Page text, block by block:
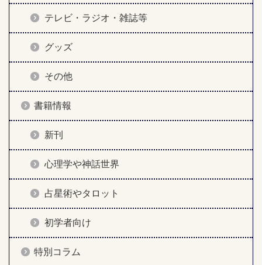
テレビ・ラジオ・雑誌等
グッズ
その他
書籍情報
新刊
心理学や神話世界
占星術やタロット
初学者向け
特別コラム